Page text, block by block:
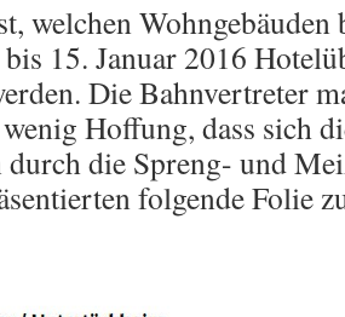
welchen
15. Januar 2016
Die Bahnvertreter
Hoffung, dass sich
durch die Spreng- und
folgende Folie